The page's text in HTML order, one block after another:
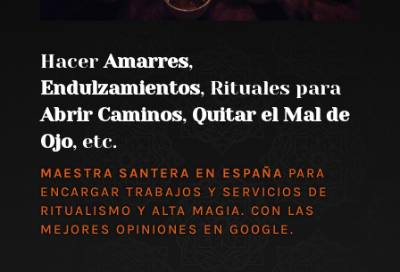
Hacer Amarres,
Endulzamientos, Rituales para
Abrir Caminos, Quitar el Mal de
Ojo, etc.
MAESTRA SANTERA EN ESPAÑA PARA
ENCARGAR TRABAJOS Y SERVICIOS DE
RITUALISMO Y ALTA MAGIA. CON LAS
MEJORES OPINIONES EN GOOGLE.